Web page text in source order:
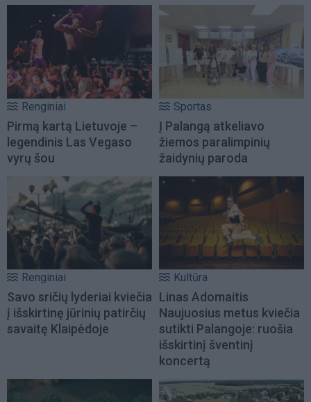
Renginiai
Pirmą kartą Lietuvoje –
legendinis Las Vegaso
vyrų šou
Sportas
Į Palangą atkeliavo
žiemos paralimpinių
žaidynių paroda
Renginiai
Savo sričių lyderiai kviečia
į išskirtinę jūrinių patirčių
savaitę Klaipėdoje
Kultūra
Linas Adomaitis
Naujuosius metus kviečia
sutikti Palangoje: ruošia
išskirtinį šventinį
koncertą